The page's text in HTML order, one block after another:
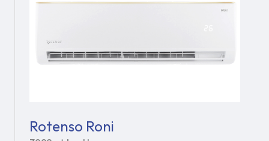
Rotenso Roni